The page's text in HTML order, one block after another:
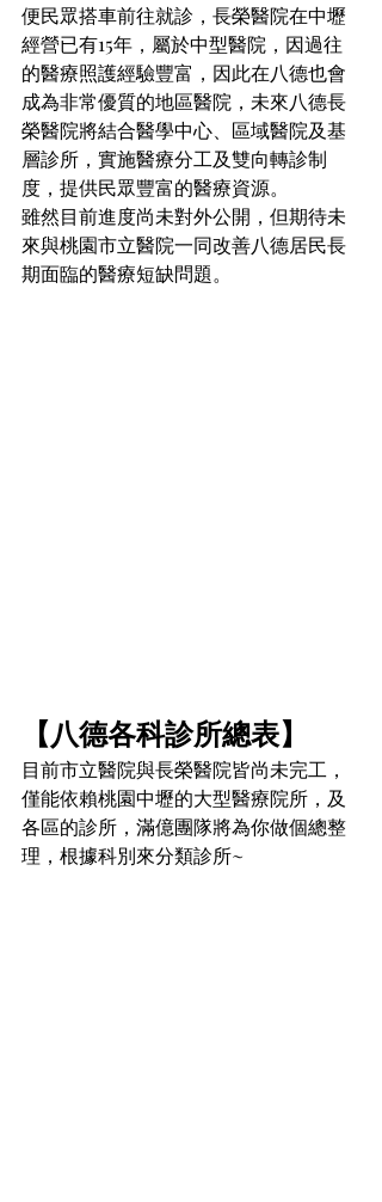
便民眾搭車前往就診，長榮醫院在中壢
經營已有15年，屬於中型醫院，因過往
的醫療照護經驗豐富，因此在八德也會
成為非常優質的地區醫院，未來八德長
榮醫院將結合醫學中心、區域醫院及基
層診所，實施醫療分工及雙向轉診制
度，提供民眾豐富的醫療資源。
雖然目前進度尚未對外公開，但期待未
來與桃園市立醫院一同改善八德居民長
期面臨的醫療短缺問題。
【八德各科診所總表】
目前市立醫院與長榮醫院皆尚未完工，
僅能依賴桃園中壢的大型醫療院所，及
各區的診所，滿億團隊將為你做個總整
理，根據科別來分類診所~